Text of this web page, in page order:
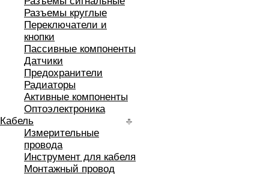
Разъемы круглые
Переключатели и
кнопки
Пассивные компоненты
Датчики
Предохранители
Радиаторы
Активные компоненты
Оптоэлектроника
Кабель
Измерительные
провода
Инструмент для кабеля
Монтажный провод